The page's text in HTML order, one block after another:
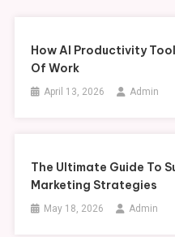
How AI Productivity
Of Work
April 13, 2026 Admin
The Ultimate Guide To
Marketing Strategies
May 18, 2026 Admin